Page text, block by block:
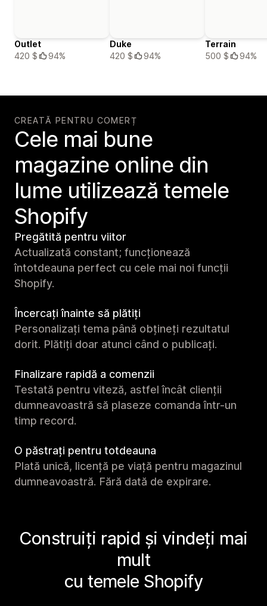
Outlet
420 $
94%
Duke
420 $
94%
Terrain
500 $
94%
CREATĂ PENTRU COMERȚ
Cele mai bune
magazine online din
lume utilizează temele
Shopify
Pregătită pentru viitor
Actualizată constant; funcționează
întotdeauna perfect cu cele mai noi funcții
Shopify.
Încercați înainte să plătiți
Personalizați tema până obțineți rezultatul
dorit. Plătiți doar atunci când o publicați.
Finalizare rapidă a comenzii
Testată pentru viteză, astfel încât clienții
dumneavoastră să plaseze comanda într-un
timp record.
O păstrați pentru totdeauna
Plată unică, licență pe viață pentru magazinul
dumneavoastră. Fără dată de expirare.
Construiți rapid și vindeți mai
mult
cu temele Shopify